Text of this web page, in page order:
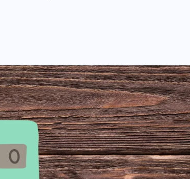
NAMAI IR SODAS
Kaip apsaugoti daržą nuo šliužų ir
kurmių nekenkiant augalams?
29 LIEPOS, 2026